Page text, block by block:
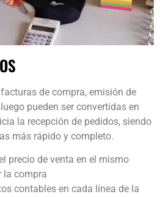
de compra, emisión de
pueden ser convertidas en
la recepción de pedidos, siendo
más rápido y completo.
precio de venta en el mismo
la compra
contables en cada línea de la